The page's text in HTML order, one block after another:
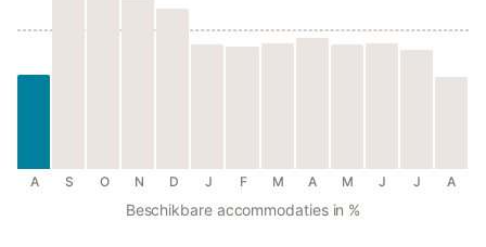
A S O N D J F M A M J J A
Beschikbare accommodaties in %